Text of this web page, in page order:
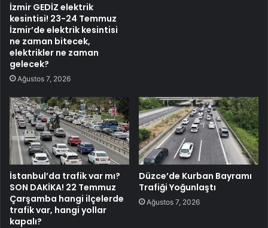
İzmir GEDİZ elektrik
kesintisi! 23-24 Temmuz
İzmir’de elektrik kesintisi
ne zaman bitecek,
elektrikler ne zaman
gelecek?
Ağustos 7, 2026
İstanbul’da trafik var mı?
SON DAKİKA! 22 Temmuz
Çarşamba hangi ilçelerde
trafik var, hangi yollar
kapalı?
Düzce’de Kurban Bayramı
Trafiği Yoğunlaştı
Ağustos 7, 2026